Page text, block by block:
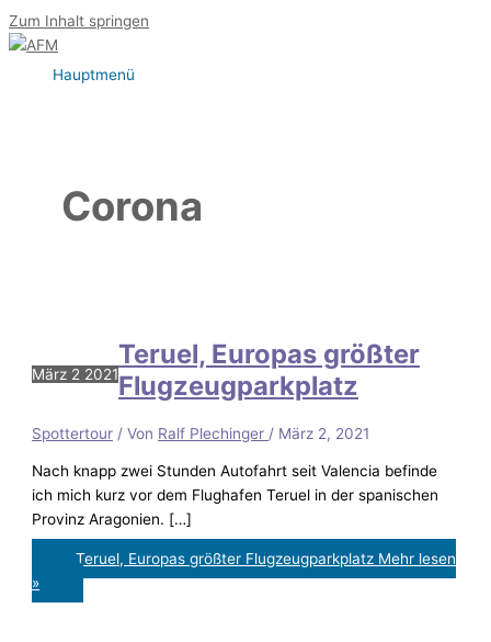
Zum Inhalt springen
Hauptmenü
Corona
März 2 2021
Teruel, Europas größter
Flugzeugparkplatz
Spottertour / Von Ralf Plechinger / März 2, 2021
Nach knapp zwei Stunden Autofahrt seit Valencia befinde
ich mich kurz vor dem Flughafen Teruel in der spanischen
Provinz Aragonien. […]
Teruel, Europas größter Flugzeugparkplatz Mehr lesen
»